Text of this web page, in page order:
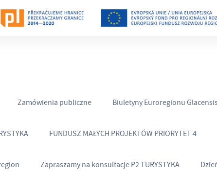
Zamówienia publiczne Biuletyny Euroregionu
FUNDUSZ MAŁYCH PROJEKTÓW PRIORYTET 4
Zapraszamy na konsultacje P2 TURYSTYKA